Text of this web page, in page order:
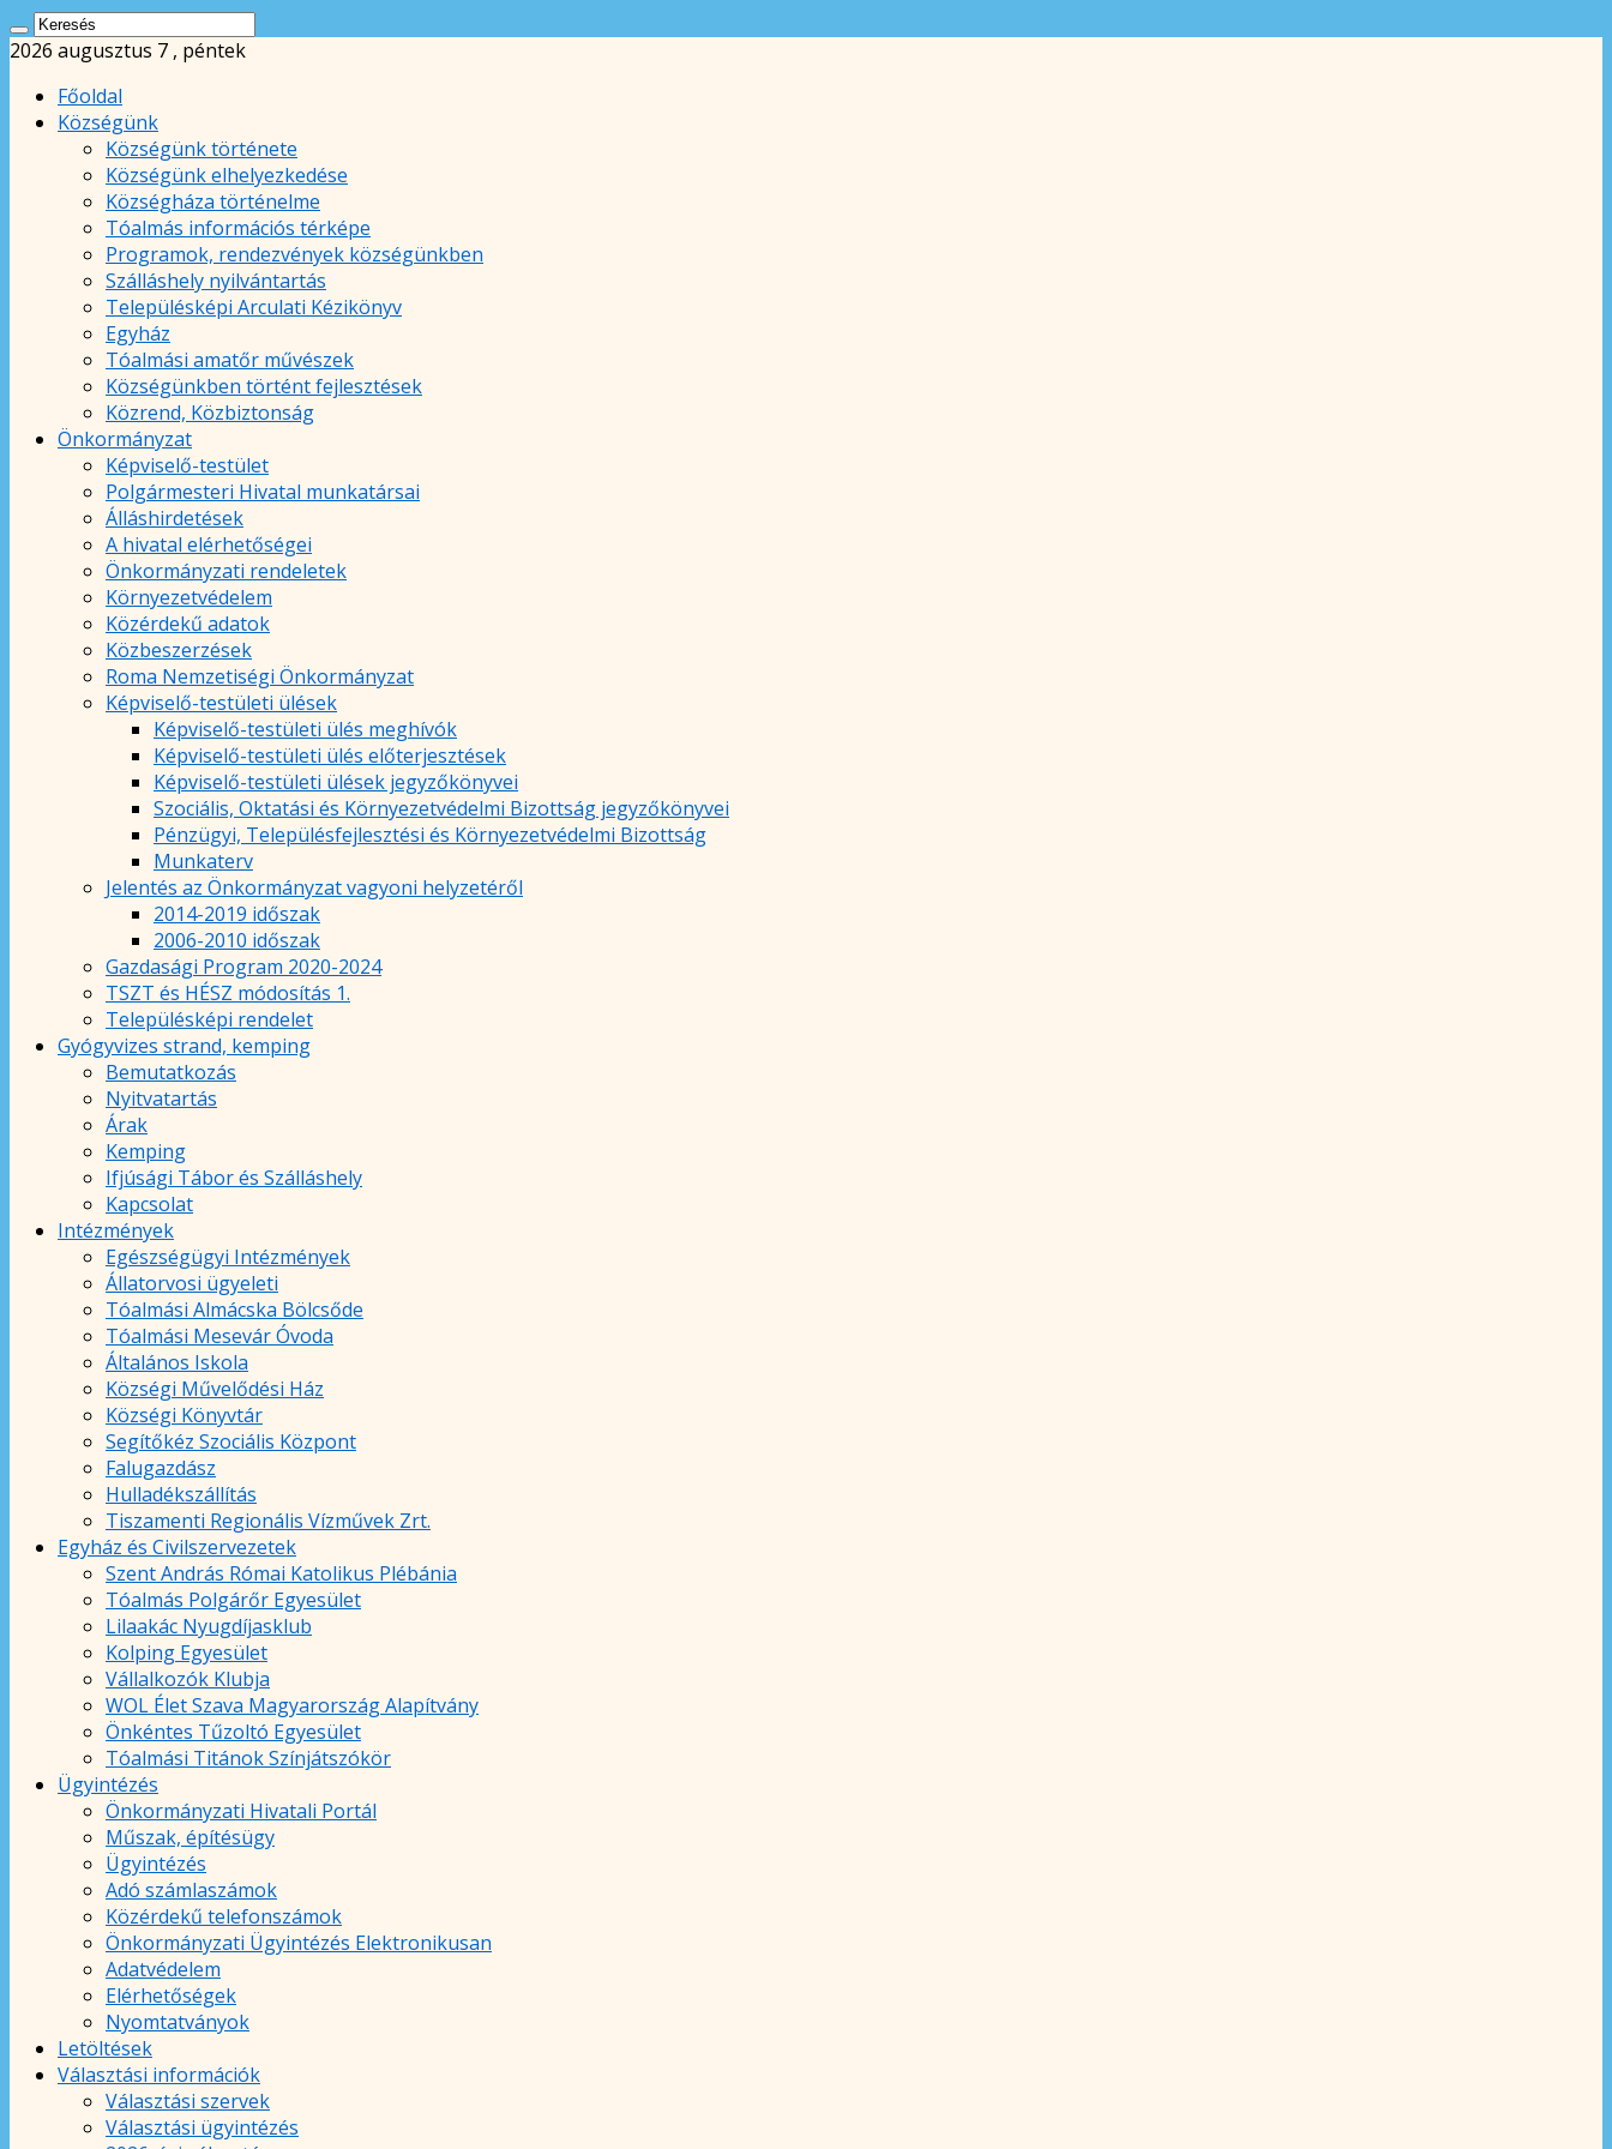
2026 augusztus 7 , péntek
Főoldal
Községünk
Községünk története
Községünk elhelyezkedése
Községháza történelme
Tóalmás információs térképe
Programok, rendezvények községünkben
Szálláshely nyilvántartás
Településképi Arculati Kézikönyv
Egyház
Tóalmási amatőr művészek
Községünkben történt fejlesztések
Közrend, Közbiztonság
Önkormányzat
Képviselő-testület
Polgármesteri Hivatal munkatársai
Álláshirdetések
A hivatal elérhetőségei
Önkormányzati rendeletek
Környezetvédelem
Közérdekű adatok
Közbeszerzések
Roma Nemzetiségi Önkormányzat
Képviselő-testületi ülések
Képviselő-testületi ülés meghívók
Képviselő-testületi ülés előterjesztések
Képviselő-testületi ülések jegyzőkönyvei
Szociális, Oktatási és Környezetvédelmi Bizottság jegyzőkönyvei
Pénzügyi, Településfejlesztési és Környezetvédelmi Bizottság
Munkaterv
Jelentés az Önkormányzat vagyoni helyzetéről
2014-2019 időszak
2006-2010 időszak
Gazdasági Program 2020-2024
TSZT és HÉSZ módosítás 1.
Településképi rendelet
Gyógyvizes strand, kemping
Bemutatkozás
Nyitvatartás
Árak
Kemping
Ifjúsági Tábor és Szálláshely
Kapcsolat
Intézmények
Egészségügyi Intézmények
Állatorvosi ügyeleti
Tóalmási Almácska Bölcsőde
Tóalmási Mesevár Óvoda
Általános Iskola
Községi Művelődési Ház
Községi Könyvtár
Segítőkéz Szociális Központ
Falugazdász
Hulladékszállítás
Tiszamenti Regionális Vízművek Zrt.
Egyház és Civilszervezetek
Szent András Római Katolikus Plébánia
Tóalmás Polgárőr Egyesület
Lilaakác Nyugdíjasklub
Kolping Egyesület
Vállalkozók Klubja
WOL Élet Szava Magyarország Alapítvány
Önkéntes Tűzoltó Egyesület
Tóalmási Titánok Színjátszókör
Ügyintézés
Önkormányzati Hivatali Portál
Műszak, építésügy
Ügyintézés
Adó számlaszámok
Közérdekű telefonszámok
Önkormányzati Ügyintézés Elektronikusan
Adatvédelem
Elérhetőségek
Nyomtatványok
Letöltések
Választási információk
Választási szervek
Választási ügyintézés